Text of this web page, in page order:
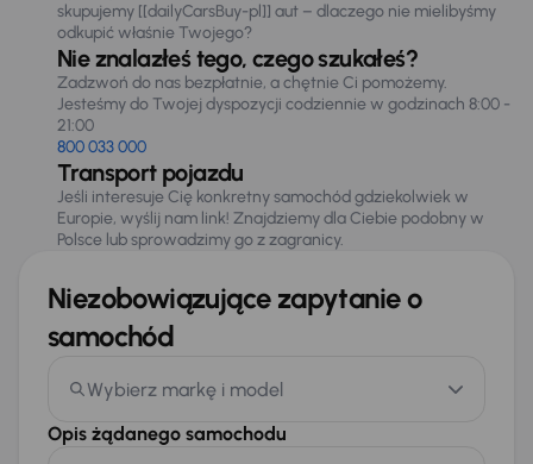
skupujemy [[dailyCarsBuy-pl]] aut – dlaczego nie mielibyśmy
odkupić właśnie Twojego?
Nie znalazłeś tego, czego szukałeś?
Zadzwoń do nas bezpłatnie, a chętnie Ci pomożemy.
Jesteśmy do Twojej dyspozycji codziennie w godzinach 8:00 -
21:00
800 033 000
Transport pojazdu
Jeśli interesuje Cię konkretny samochód gdziekolwiek w
Europie, wyślij nam link! Znajdziemy dla Ciebie podobny w
Polsce lub sprowadzimy go z zagranicy.
Niezobowiązujące zapytanie o
samochód
Wybierz markę i model
Opis żądanego samochodu